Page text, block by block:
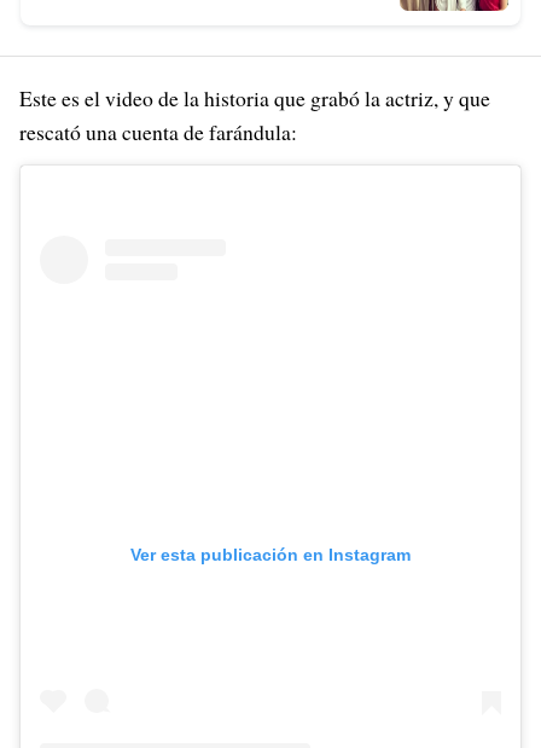
Este es el video de la historia que grabó la actriz, y que
rescató una cuenta de farándula:
Ver esta publicación en Instagram